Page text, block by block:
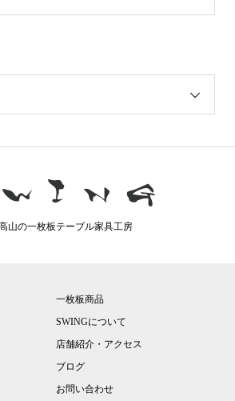
山の一枚板テーブル家具工房
一枚板商品
SWINGについて
店舗紹介・アクセス
ブログ
お問い合わせ